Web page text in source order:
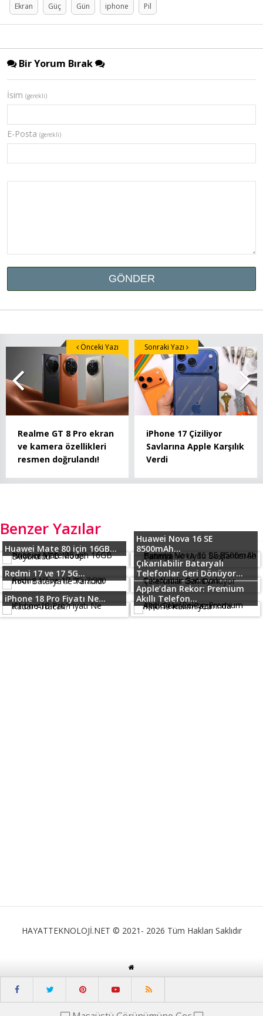
Ekran Güç Gün iphone Pil
Bir Yorum Bırak
İsim (gerekli)
E-Posta (gerekli)
Realme GT 8 Pro ekran
ve kamera özellikleri
resmen doğrulandı!
Önceki Yazı
iPhone 17 Çiziliyor
Savlarına Apple Karşılık
Verdi
Sonraki Yazı
Benzer Yazılar
Huawei Mate 80 için 16GB...
Huawei Nova 16 SE
8500mAh...
Redmi 17 ve 17 5G...
Çıkarılabilir Bataryalı
Telefonlar Geri Dönüyor...
iPhone 18 Pro Fiyatı Ne...
Apple’dan Rekor: Premium
Akıllı Telefon...
HAYATTEKNOLOJİ.NET © 2021- 2026 Tüm Hakları Saklıdır